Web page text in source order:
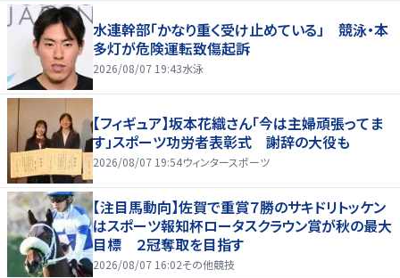
水連幹部「かなり重く受け止めている」 競泳・本
多灯が危険運転致傷起訴
2026/08/07 19:43水泳
【フィギュア】坂本花織さん「今は主婦頑張ってま
す」スポーツ功労者表彰式 謝辞の大役も
2026/08/07 19:54ウィンタースポーツ
【注目馬動向】佐賀で重賞７勝のサキドリトッケン
はスポーツ報知杯ロータスクラウン賞が秋の最大
目標 ２冠奪取を目指す
2026/08/07 16:02その他競技